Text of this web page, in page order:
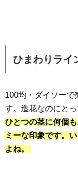
ひまわりライ
100均・ダイソーで
す。造花なのにと
ひとつの茎に何個
ミーな印象です。
よね。